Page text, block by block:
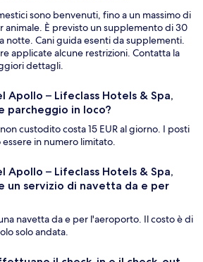
sono benvenuti, fino a un massimo di
animale. È previsto un supplemento di 30
notte. Cani guida esenti da supplementi.
applicate alcune restrizioni. Contatta la
dettagli.
Apollo – Lifeclass Hotels & Spa,
parcheggio in loco?
custodito costa 15 EUR al giorno. I posti
in numero limitato.
Apollo – Lifeclass Hotels & Spa,
un servizio di navetta da e per
navetta da e per l'aeroporto. Il costo è di
solo andata.